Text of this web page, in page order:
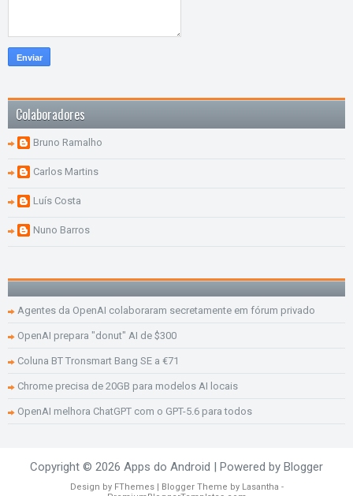
Colaboradores
Bruno Ramalho
Carlos Martins
Luís Costa
Nuno Barros
Agentes da OpenAI colaboraram secretamente em fórum privado
OpenAI prepara "donut" AI de $300
Coluna BT Tronsmart Bang SE a €71
Chrome precisa de 20GB para modelos AI locais
OpenAI melhora ChatGPT com o GPT-5.6 para todos
Copyright © 2026 Apps do Android | Powered by Blogger
Design by FThemes| Blogger Theme by Lasantha -